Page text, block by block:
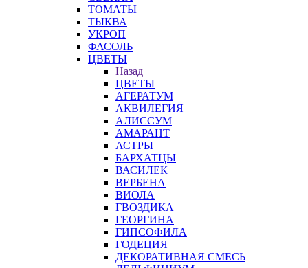
ТОМАТЫ
ТЫКВА
УКРОП
ФАСОЛЬ
ЦВЕТЫ
Назад
ЦВЕТЫ
АГЕРАТУМ
АКВИЛЕГИЯ
АЛИССУМ
АМАРАНТ
АСТРЫ
БАРХАТЦЫ
ВАСИЛЕК
ВЕРБЕНА
ВИОЛА
ГВОЗДИКА
ГЕОРГИНА
ГИПСОФИЛА
ГОДЕЦИЯ
ДЕКОРАТИВНАЯ СМЕСЬ